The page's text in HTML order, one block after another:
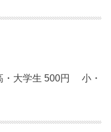
大学生 500円 小・